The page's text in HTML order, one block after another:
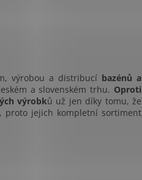
výrobou a distribucí bazénů a
a slovenském trhu. Oproti
výrobků už jen díky tomu, že
proto jejich kompletní sortiment